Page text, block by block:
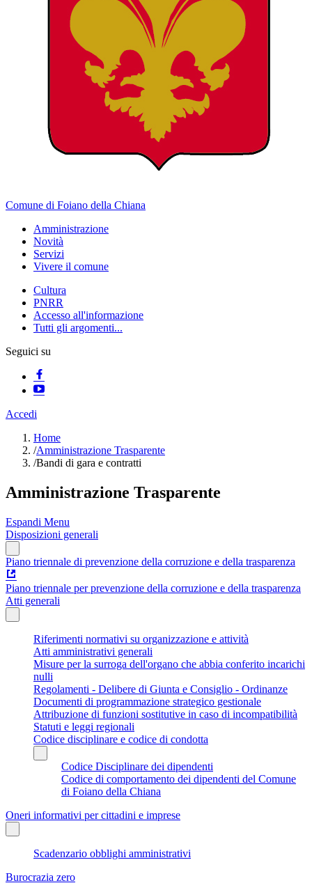
Comune di Foiano della Chiana
Amministrazione
Novità
Servizi
Vivere il comune
Cultura
PNRR
Accesso all'informazione
Tutti gli argomenti...
Seguici su
Accedi
Home
/Amministrazione Trasparente
/Bandi di gara e contratti
Amministrazione Trasparente
Espandi Menu
Disposizioni generali
Piano triennale di prevenzione della corruzione e della trasparenza
Piano triennale per prevenzione della corruzione e della trasparenza
Atti generali
Riferimenti normativi su organizzazione e attività
Atti amministrativi generali
Misure per la surroga dell'organo che abbia conferito incarichi
nulli
Regolamenti - Delibere di Giunta e Consiglio - Ordinanze
Documenti di programmazione strategico gestionale
Attribuzione di funzioni sostitutive in caso di incompatibilità
Statuti e leggi regionali
Codice disciplinare e codice di condotta
Codice Disciplinare dei dipendenti
Codice di comportamento dei dipendenti del Comune
di Foiano della Chiana
Oneri informativi per cittadini e imprese
Scadenzario obblighi amministrativi
Burocrazia zero